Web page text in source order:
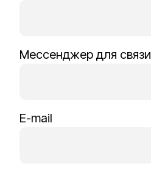
Мессенджер для связи
E-mail